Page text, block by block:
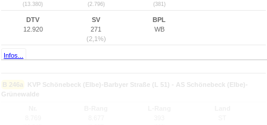
(13.380) (2.796) (381)
DTV
12.920
SV
271
(2,1%)
BPL
WB
Infos...
B 246a
KVP Schönebeck (Elbe)-Barbyer Straße (L 51) - AS Schönebeck (Elbe)-
Grünewalde